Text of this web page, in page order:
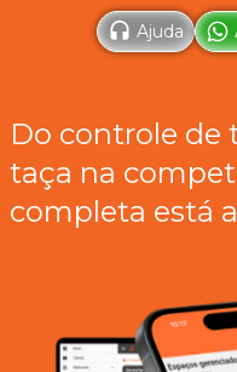
Ajuda
Do controle de
taça na
completa está